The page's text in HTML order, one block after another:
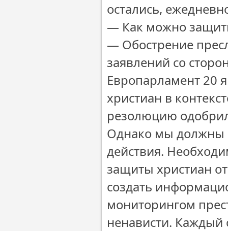
остались,
― Как можно
― Обострение
заявлений со
Европарламент 20
христиан в
резолюцию
Однако мы должны
действия.
защиты христиан
создать
мониторингом
ненависти. Каждый